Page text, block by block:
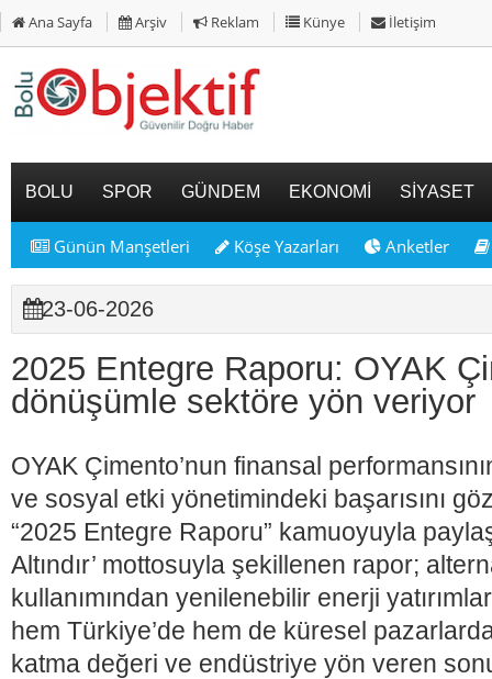
Ana Sayfa Arşiv Reklam Künye İletişim
BOLU SPOR GÜNDEM EKONOMİ SİYASET
Günün Manşetleri Köşe Yazarları Anketler
23-06-2026
2025 Entegre Raporu: OYAK
dönüşümle sektöre yön veriyor
OYAK Çimento’nun finansal
ve sosyal etki yönetimindeki başarısını
“2025 Entegre Raporu” kamuoyuyla
Altındır’ mottosuyla şekillenen rapor;
kullanımından yenilenebilir enerji
hem Türkiye’de hem de küresel
katma değeri ve endüstriye yön veren